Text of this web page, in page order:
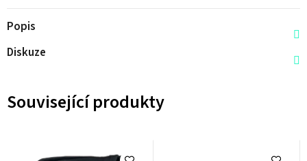
Popis
Diskuze
Související produkty